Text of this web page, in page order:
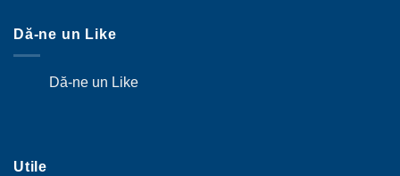
Dă-ne un Like
Dă-ne un Like
Utile